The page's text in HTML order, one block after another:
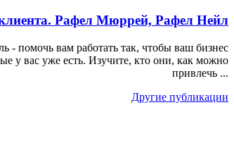
Рафел Мюррей, Рафел Нейл
- помочь вам работать так, чтобы ваш бизнес
у вас уже есть. Изучите, кто они, как можно
привлечь ...
Другие публикации